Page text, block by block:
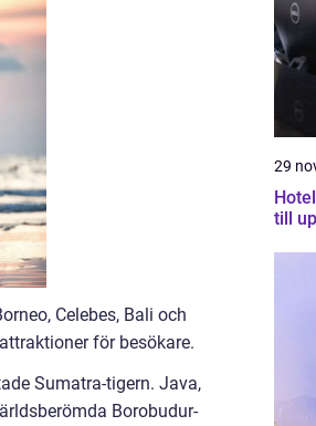
Celebes, Bali och
för besökare.
Sumatra-tigern. Java,
Borobudur-
29
till